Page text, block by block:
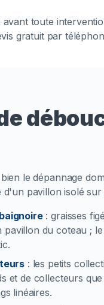
toute
gratuit par
le dépannage
pavillon isolé sur
:graisses
du coteau ;
: les petits
et de collecteurs
linéaires.